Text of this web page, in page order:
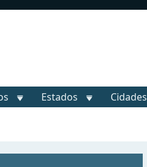
Estados Cidades